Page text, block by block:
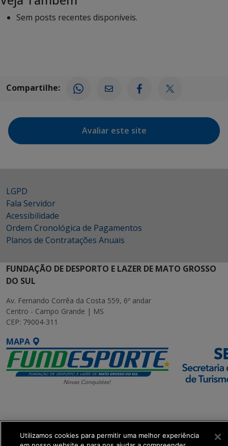
Sem posts recentes disponíveis.
Compartilhe:
Avaliar este site
LGPD
Fala Servidor
Acessibilidade
Ordem Cronológica de Pagamentos
Planos de Contratações Anuais
FUNDAÇÃO DE DESPORTO E LAZER DE MATO GROSSO
DO SUL
Av. Fernando Corrêa da Costa 559, 6º andar
Centro - Campo Grande | MS
CEP: 79004-311
MAPA
Executiva de
Transformação Digital
Utilizamos cookies para permitir uma melhor experiência